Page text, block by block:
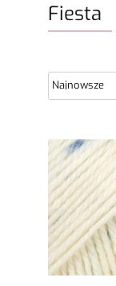
Fiesta